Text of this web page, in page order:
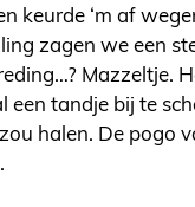
keurde ‘m af
zagen we een
Mazzeltje.
een tandje bij te
halen. De pogo